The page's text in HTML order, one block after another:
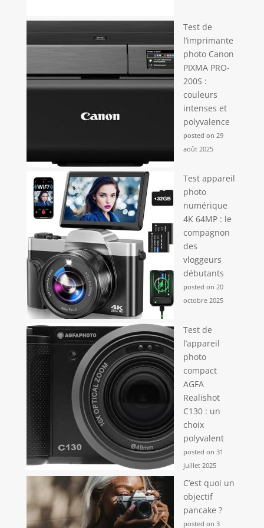
1*convertisseur, 1*lanyard, 1*câble USB,1*manuel
d'utilisation !
Test de
l’imprimante
photo Canon
PIXMA PRO-
200S :
couleurs
intenses et
polyvalence
posted on 29
août 2025
Test appareil
photo
numérique
4K 64MP : le
compagnon
des
vloggeurs
débutants
posted on 20
octobre 2025
Test de
l’appareil
photo
compact
AGFA
Realishot
C130 : un
choix
polyvalent
posted on 31
juillet 2025
C’est quoi un
objectif
pancake ?
posted on 3